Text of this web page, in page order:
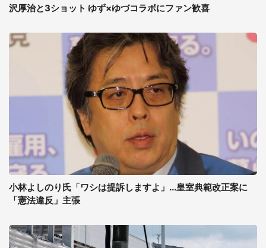
沢厚治と3ショット ゆず×ゆづコラボにファン歓喜
小林よしのり氏「ワシは提訴しますよ」...皇室典範改正案に
「憲法違反」主張